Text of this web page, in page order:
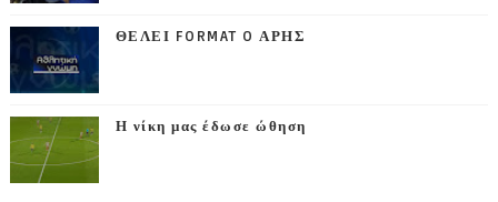
ΘΕΛΕΙ FORMAT O ΑΡΗΣ
Η νίκη μας έδωσε ώθηση